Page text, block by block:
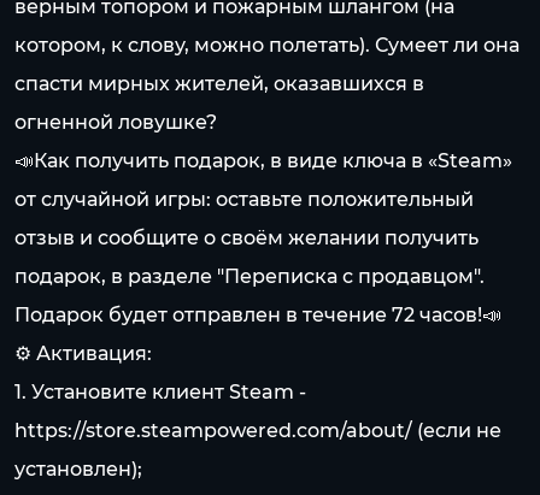
верным топором и пожарным шлангом (на
котором, к слову, можно полетать). Сумеет ли она
спасти мирных жителей, оказавшихся в
огненной ловушке?
📣Как получить подарок, в виде ключа в «Steam»
от случайной игры: оставьте положительный
отзыв и сообщите о своём желании получить
подарок, в разделе "Переписка с продавцом".
Подарок будет отправлен в течение 72 часов!📣
⚙️ Активация:
1. Установите клиент Steam -
https://store.steampowered.com/about/ (если не
установлен);